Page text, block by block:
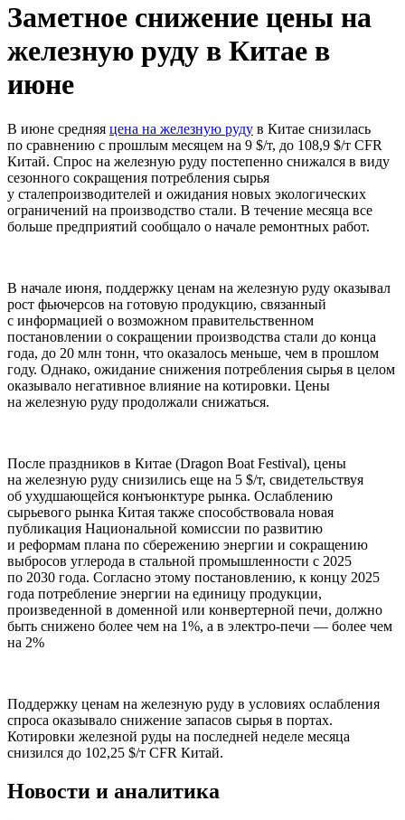
Заметное снижение цены на
железную руду в Китае в
июне
В июне средняя цена на железную руду в Китае снизилась
по сравнению с прошлым месяцем на 9 $/т, до 108,9 $/т CFR
Китай. Спрос на железную руду постепенно снижался в виду
сезонного сокращения потребления сырья
у сталепроизводителей и ожидания новых экологических
ограничений на производство стали. В течение месяца все
больше предприятий сообщало о начале ремонтных работ.
В начале июня, поддержку ценам на железную руду оказывал
рост фьючерсов на готовую продукцию, связанный
с информацией о возможном правительственном
постановлении о сокращении производства стали до конца
года, до 20 млн тонн, что оказалось меньше, чем в прошлом
году. Однако, ожидание снижения потребления сырья в целом
оказывало негативное влияние на котировки. Цены
на железную руду продолжали снижаться.
После праздников в Китае (Dragon Boat Festival), цены
на железную руду снизились еще на 5 $/т, свидетельствуя
об ухудшающейся конъюнктуре рынка. Ослаблению
сырьевого рынка Китая также способствовала новая
публикация Национальной комиссии по развитию
и реформам плана по сбережению энергии и сокращению
выбросов углерода в стальной промышленности с 2025
по 2030 года. Согласно этому постановлению, к концу 2025
года потребление энергии на единицу продукции,
произведенной в доменной или конвертерной печи, должно
быть снижено более чем на 1%, а в электро-печи — более чем
на 2%
Поддержку ценам на железную руду в условиях ослабления
спроса оказывало снижение запасов сырья в портах.
Котировки железной руды на последней неделе месяца
снизился до 102,25 $/т CFR Китай.
Новости и аналитика